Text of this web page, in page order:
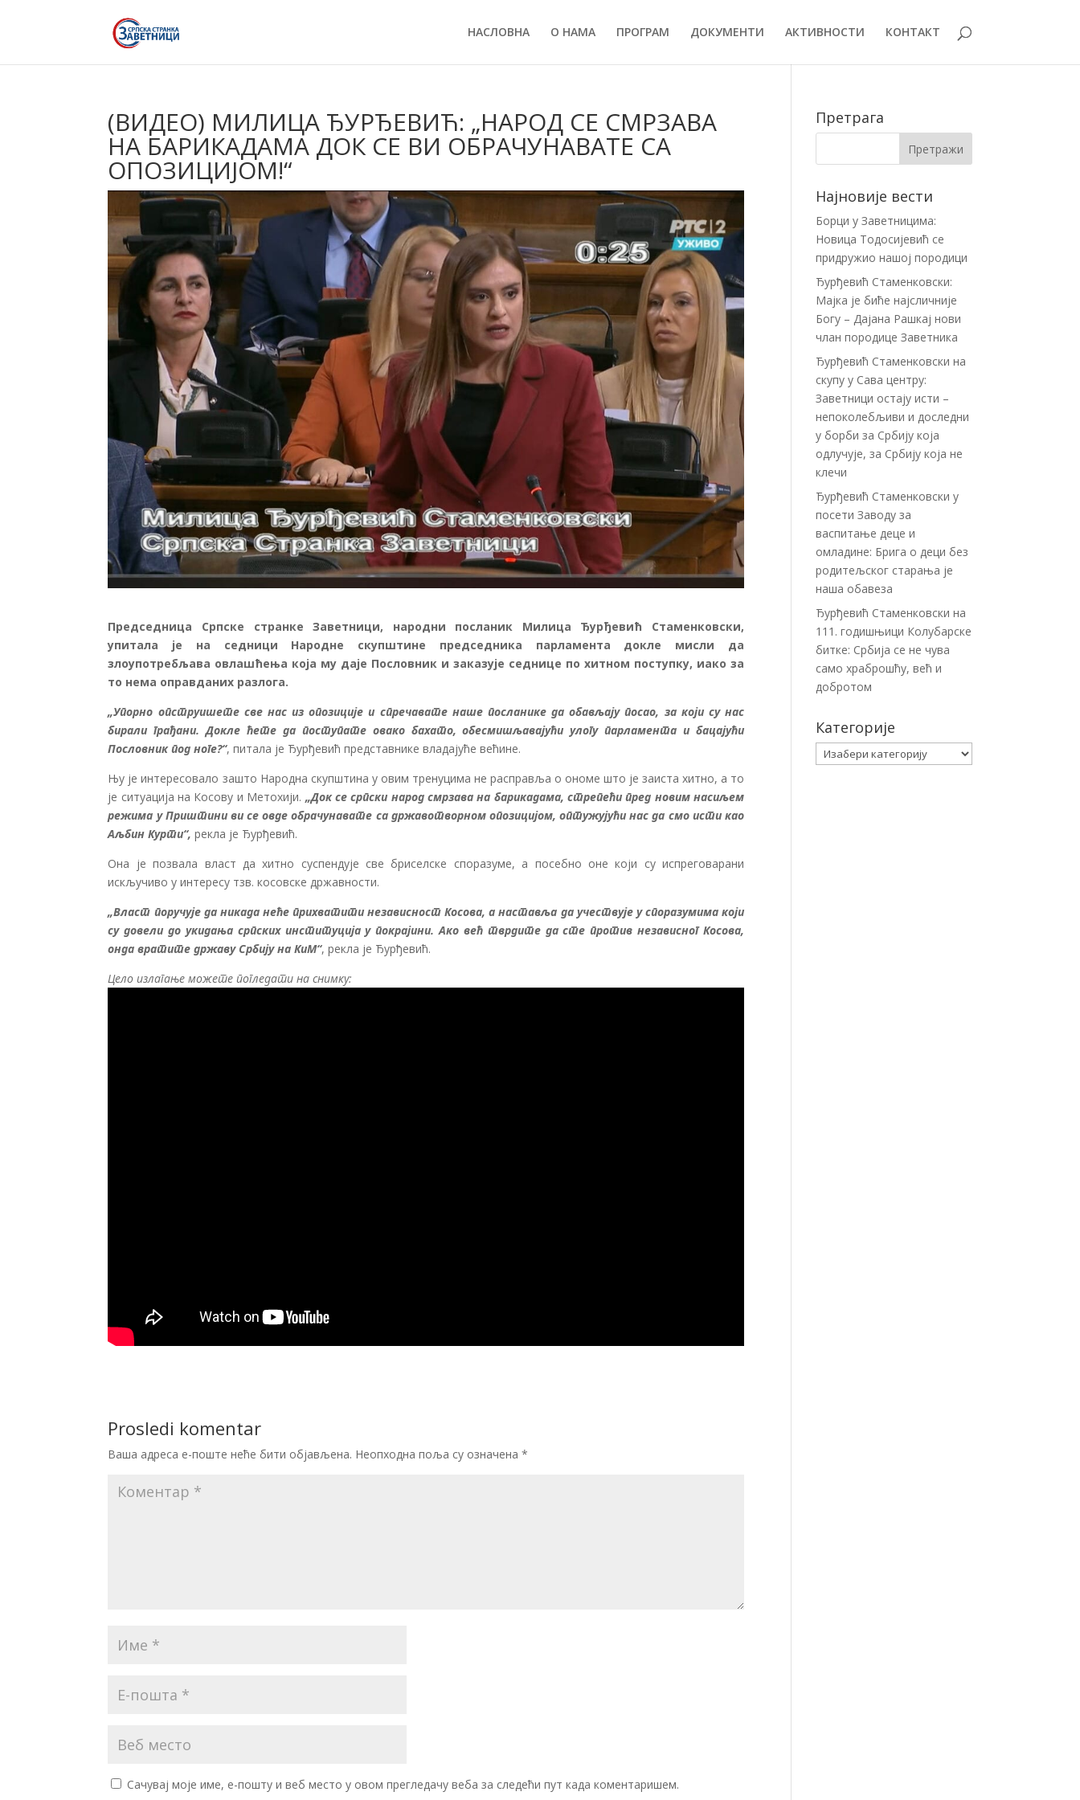
НАСЛОВНА О НАМА ПРОГРАМ ДОКУМЕНТИ АКТИВНОСТИ КОНТАКТ
(ВИДЕО) МИЛИЦА ЂУРЂЕВИЋ: „НАРОД СЕ СМРЗАВА
НА БАРИКАДАМА ДОК СЕ ВИ ОБРАЧУНАВАТЕ СА
ОПОЗИЦИЈОМ!“
Председница Српске странке Заветници, народни посланик Милица Ђурђевић Стаменковски,
упитала је на седници Народне скупштине председника парламента докле мисли да
злоупотребљава овлашћења која му даје Пословник и заказује седнице по хитном поступку, иако за
то нема оправданих разлога.
„Упорно опструишете све нас из опозиције и спречавате наше посланике да обављају посао, за који су нас
бирали грађани. Докле ћете да поступате овако бахато, обесмишљавајући улогу парламента и бацајући
Пословник под ноге?“, питала је Ђурђевић представнике владајуће већине.
Њу је интересовало зашто Народна скупштина у овим тренуцима не расправља о ономе што је заиста хитно, а то
је ситуација на Косову и Метохији. „Док се српски народ смрзава на барикадама, стрепећи пред новим насиљем
режима у Приштини ви се овде обрачунавате са државотворном опозицијом, оптужујући нас да смо исти као
Аљбин Курти“, рекла је Ђурђевић.
Она је позвала власт да хитно суспендује све бриселске споразуме, а посебно оне који су испреговарани
искључиво у интересу тзв. косовске државности.
„Власт поручује да никада неће прихватити независност Косова, а наставља да учествује у споразумима који
су довели до укидања српских институција у покрајини. Ако већ тврдите да сте против независног Косова,
онда вратите државу Србију на КиМ“, рекла је Ђурђевић.
Цело излагање можете погледати на снимку:
Prosledi komentar
Ваша адреса е-поште неће бити објављена. Неопходна поља су означена*
Сачувај моје име, е-пошту и веб место у овом прегледачу веба за следећи пут када коментаришем.
Претрага
Најновије вести
Борци у Заветницима:
Новица Тодосијевић се
придружио нашој породици
Ђурђевић Стаменковски:
Мајка је биће најсличније
Богу – Дајана Рашкај нови
члан породице Заветника
Ђурђевић Стаменковски на
скупу у Сава центру:
Заветници остају исти –
непоколебљиви и доследни
у борби за Србију која
одлучује, за Србију која не
клечи
Ђурђевић Стаменковски у
посети Заводу за
васпитање деце и
омладине: Брига о деци без
родитељског старања је
наша обавеза
Ђурђевић Стаменковски на
111. годишњици Колубарске
битке: Србија се не чува
само храброшћу, већ и
добротом
Категорије
Категорије